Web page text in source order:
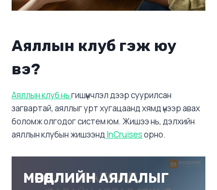
Аяллын клуб гэж юу
вэ?
Аяллын клуб ньгишүүнчлэл дээр суурилсан
загвартай, аяллыг урт хугацаанд хямд үнээр авах
боломж олгодог систем юм. Жишээ нь, дэлхийн
аяллын клубын жишээнд InCruisesорно.
МӨРӨӨДЛИЙН АЯЛАЛЫГ